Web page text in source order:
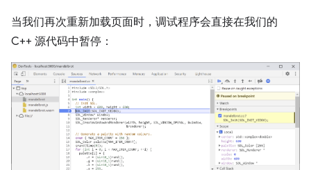
当我们再次重新加载页面时，调试程序会直接在我们的
C++ 源代码中暂停：